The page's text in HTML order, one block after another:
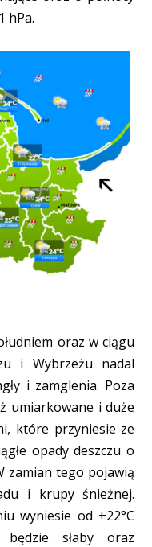
hPa.
oraz w ciągu
i Wybrzeżu nadal
i zamglenia. Poza
umiarkowane i duże
które przyniesie ze
opady deszczu o
zamian tego pojawią
i krupy śnieżnej.
wyniesie od +22°C
słaby oraz